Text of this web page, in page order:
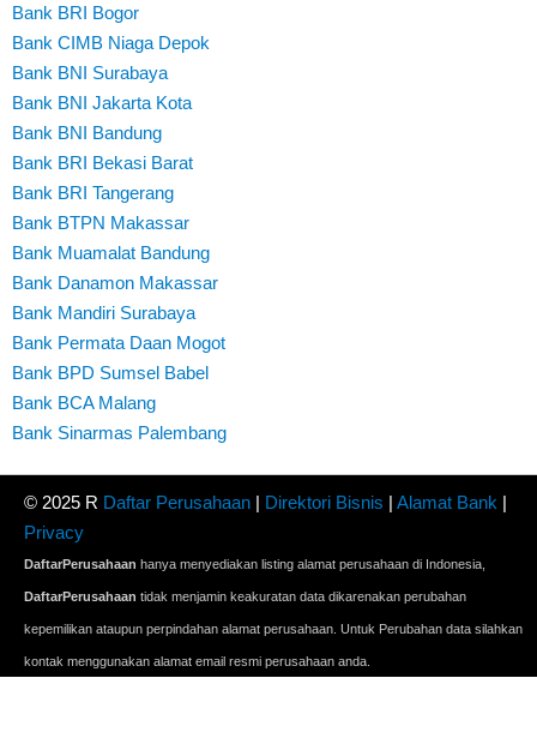
Bank BRI Bogor
Bank CIMB Niaga Depok
Bank BNI Surabaya
Bank BNI Jakarta Kota
Bank BNI Bandung
Bank BRI Bekasi Barat
Bank BRI Tangerang
Bank BTPN Makassar
Bank Muamalat Bandung
Bank Danamon Makassar
Bank Mandiri Surabaya
Bank Permata Daan Mogot
Bank BPD Sumsel Babel
Bank BCA Malang
Bank Sinarmas Palembang
© 2025 R Daftar Perusahaan | Direktori Bisnis | Alamat Bank |
Privacy
DaftarPerusahaan hanya menyediakan listing alamat perusahaan di Indonesia,
DaftarPerusahaan tidak menjamin keakuratan data dikarenakan perubahan
kepemilikan ataupun perpindahan alamat perusahaan. Untuk Perubahan data silahkan
kontak menggunakan alamat email resmi perusahaan anda.